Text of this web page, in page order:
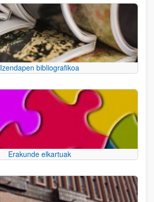
Izendapen bibliografikoa
Erakunde elkartuak